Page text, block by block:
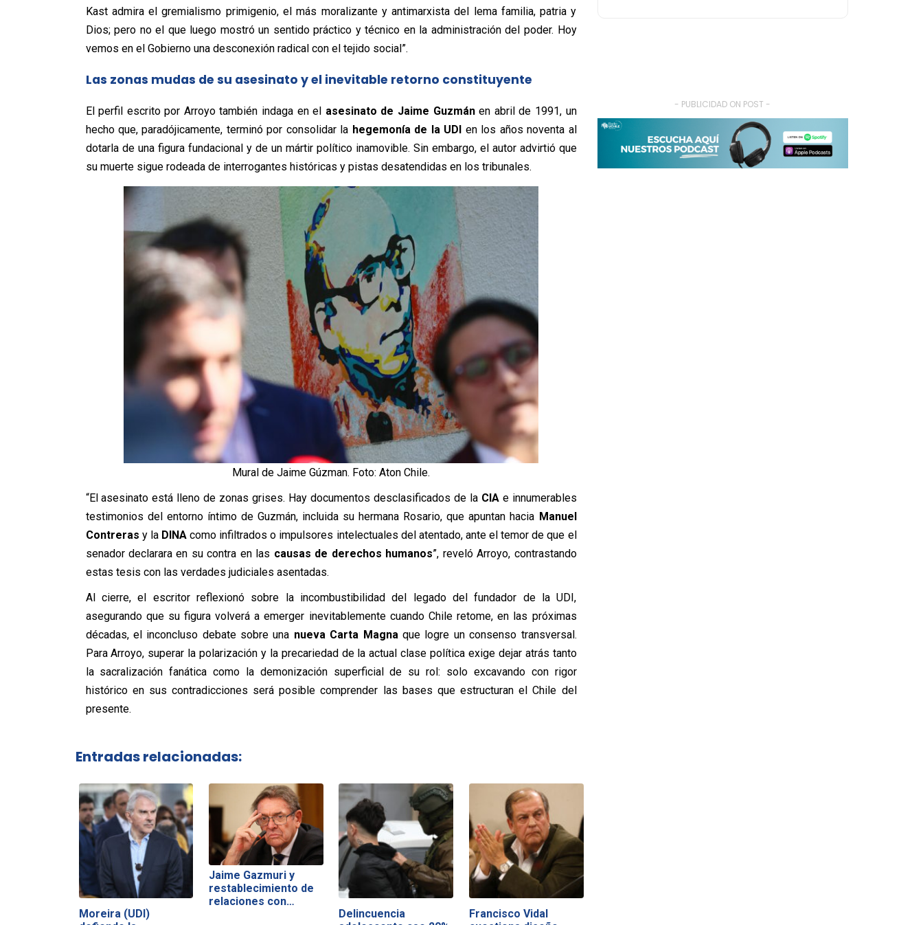
Kast admira el gremialismo primigenio, el más moralizante y antimarxista del lema familia, patria y
Dios; pero no el que luego mostró un sentido práctico y técnico en la administración del poder. Hoy
vemos en el Gobierno una desconexión radical con el tejido social”.
Las zonas mudas de su asesinato y el inevitable retorno constituyente
El perfil escrito por Arroyo también indaga en el asesinato de Jaime Guzmánen abril de 1991, un
hecho que, paradójicamente, terminó por consolidar la hegemonía de la UDI en los años noventa al
dotarla de una figura fundacional y de un mártir político inamovible. Sin embargo, el autor advirtió que
su muerte sigue rodeada de interrogantes históricas y pistas desatendidas en los tribunales.
Mural de Jaime Gúzman. Foto: Aton Chile.
“El asesinato está lleno de zonas grises. Hay documentos desclasificados de la CIAe innumerables
testimonios del entorno íntimo de Guzmán, incluida su hermana Rosario, que apuntan hacia Manuel
Contreras y la DINAcomo infiltrados o impulsores intelectuales del atentado, ante el temor de que el
senador declarara en su contra en las causas de derechos humanos”, reveló Arroyo, contrastando
estas tesis con las verdades judiciales asentadas.
Al cierre, el escritor reflexionó sobre la incombustibilidad del legado del fundador de la UDI,
asegurando que su figura volverá a emerger inevitablemente cuando Chile retome, en las próximas
décadas, el inconcluso debate sobre una nueva Carta Magna que logre un consenso transversal.
Para Arroyo, superar la polarización y la precariedad de la actual clase política exige dejar atrás tanto
la sacralización fanática como la demonización superficial de su rol: solo excavando con rigor
histórico en sus contradicciones será posible comprender las bases que estructuran el Chile del
presente.
Entradas relacionadas:
Moreira (UDI)
Jaime Gazmuri y
restablecimiento de
relaciones con…
Delincuencia
Francisco Vidal
- PUBLICIDAD ON POST -